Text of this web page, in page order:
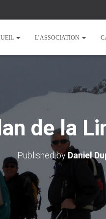
L’ASSOCIATION
de la
Published by Daniel